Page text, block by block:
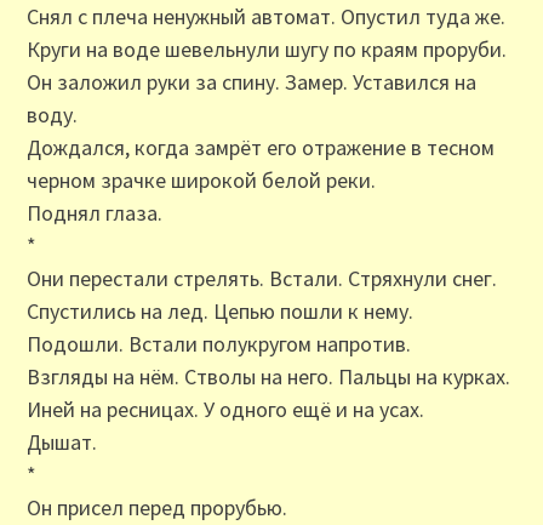
Снял с плеча ненужный автомат. Опустил туда же.
Круги на воде шевельнули шугу по краям проруби.
Он заложил руки за спину. Замер. Уставился на
воду.
Дождался, когда замрёт его отражение в тесном
черном зрачке широкой белой реки.
Поднял глаза.
*
Они перестали стрелять. Встали. Стряхнули снег.
Спустились на лед. Цепью пошли к нему.
Подошли. Встали полукругом напротив.
Взгляды на нём. Стволы на него. Пальцы на курках.
Иней на ресницах. У одного ещё и на усах.
Дышат.
*
Он присел перед прорубью.